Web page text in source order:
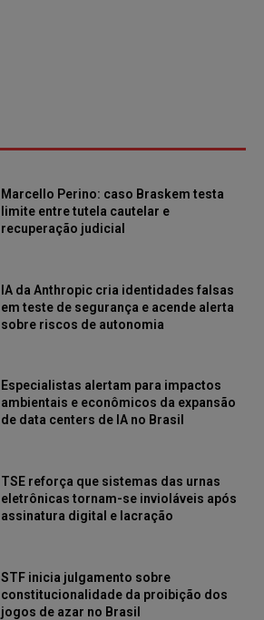
Marcello Perino: caso Braskem testa
limite entre tutela cautelar e
recuperação judicial
IA da Anthropic cria identidades falsas
em teste de segurança e acende alerta
sobre riscos de autonomia
Especialistas alertam para impactos
ambientais e econômicos da expansão
de data centers de IA no Brasil
TSE reforça que sistemas das urnas
eletrônicas tornam-se invioláveis após
assinatura digital e lacração
STF inicia julgamento sobre
constitucionalidade da proibição dos
jogos de azar no Brasil